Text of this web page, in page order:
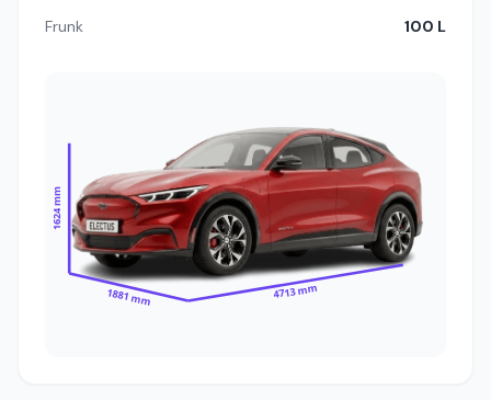
Frunk 100 L
1624 mm
1881 mm 4713 mm